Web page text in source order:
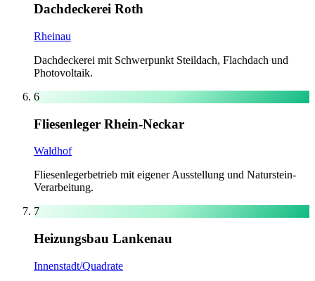
Dachdeckerei Roth
Rheinau
Dachdeckerei mit Schwerpunkt Steildach, Flachdach und
Photovoltaik.
6
Fliesenleger Rhein-Neckar
Waldhof
Fliesenlegerbetrieb mit eigener Ausstellung und Naturstein-
Verarbeitung.
7
Heizungsbau Lankenau
Innenstadt/Quadrate